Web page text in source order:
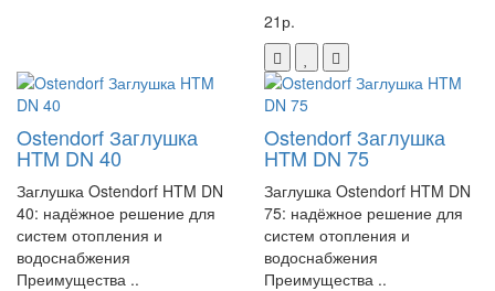
-Экономия на дорогостоящем ремонте канализации
-Минимизация коммунальных платежей
-Долгосрочные инвестиции в комфорт
Не позволяйте особенностям планировки мешать комфортному
проживанию – доверьтесь проверенному решению от признанного
лидера в области насосного оборудования. SFA SANIDOUCHE –
ваш путь к современному и удобному водоотведению!
Артикул D60
21р.
Ostendorf Заглушка
HTM DN 40
Заглушка Ostendorf HTM DN
40: надёжное решение для
систем отопления и
водоснабжения
Преимущества ..
Ostendorf Заглушка
HTM DN 75
Заглушка Ostendorf HTM DN
75: надёжное решение для
систем отопления и
водоснабжения
Преимущества ..